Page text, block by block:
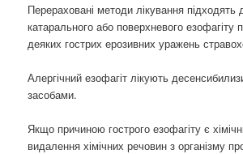
Перераховані методи лікування підходять
катарального або поверхневого езофагіту
деяких гострих ерозивних уражень
Алергічний езофагіт лікують
засобами.
Якщо причиною гострого езофагіту є
видалення хімічних речовин з організму